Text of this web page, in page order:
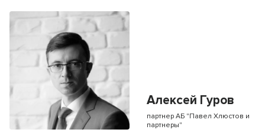
Алексей Гуров
партнер АБ "Павел Хлюстов и
партнеры"